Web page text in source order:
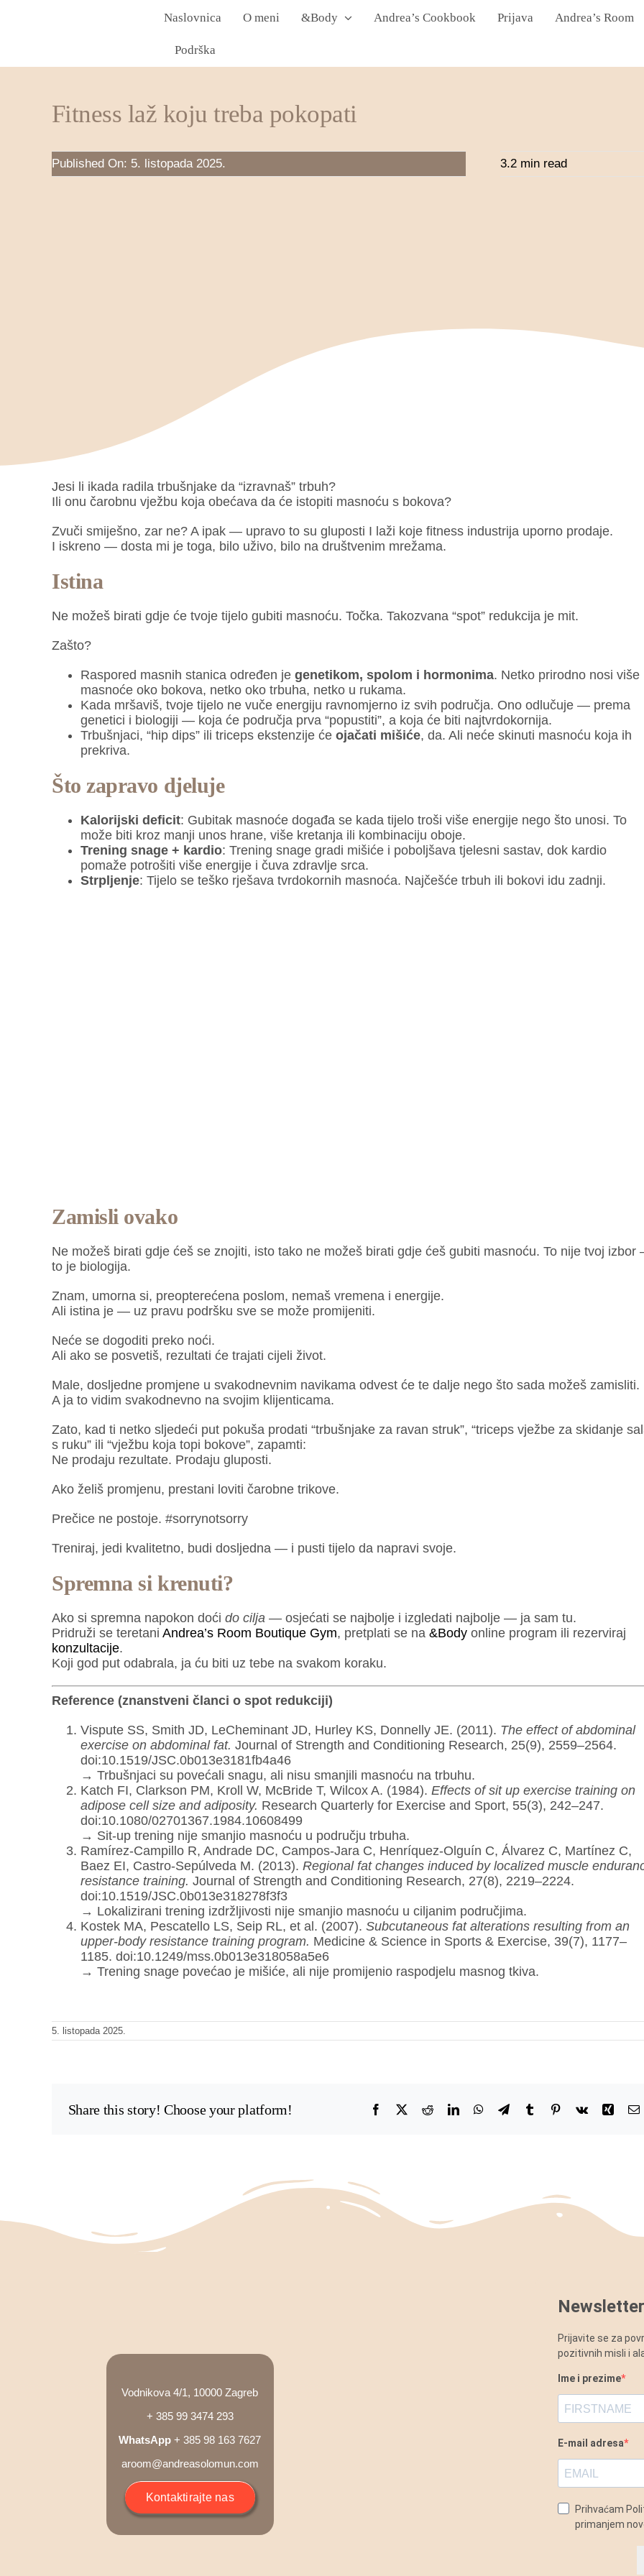
Naslovnica O meni &Body Andrea’s Cookbook Prijava Andrea’s Room
Podrška
Fitness laž koju treba pokopati
Published On: 5. listopada 2025. 3.2 min read
Jesi li ikada radila trbušnjake da “izravnaš” trbuh?
Ili onu čarobnu vježbu koja obećava da će istopiti masnoću s bokova?
Zvuči smiješno, zar ne? A ipak — upravo to su gluposti I laži koje fitness industrija uporno prodaje.
I iskreno — dosta mi je toga, bilo uživo, bilo na društvenim mrežama.
Istina
Ne možeš birati gdje će tvoje tijelo gubiti masnoću. Točka. Takozvana “spot” redukcija je mit.
Zašto?
Raspored masnih stanica određen je genetikom, spolom i hormonima. Netko prirodno nosi više
masnoće oko bokova, netko oko trbuha, netko u rukama.
Kada mršaviš, tvoje tijelo ne vuče energiju ravnomjerno iz svih područja. Ono odlučuje — prema
genetici i biologiji — koja će područja prva “popustiti”, a koja će biti najtvrdokornija.
Trbušnjaci, “hip dips” ili triceps ekstenzije će ojačati mišiće, da. Ali neće skinuti masnoću koja ih
prekriva.
Što zapravo djeluje
Kalorijski deficit: Gubitak masnoće događa se kada tijelo troši više energije nego što unosi. To
može biti kroz manji unos hrane, više kretanja ili kombinaciju oboje.
Trening snage + kardio: Trening snage gradi mišiće i poboljšava tjelesni sastav, dok kardio
pomaže potrošiti više energije i čuva zdravlje srca.
Strpljenje: Tijelo se teško rješava tvrdokornih masnoća. Najčešće trbuh ili bokovi idu zadnji.
Zamisli ovako
Ne možeš birati gdje ćeš se znojiti, isto tako ne možeš birati gdje ćeš gubiti masnoću. To nije tvoj
to je biologija.
Znam, umorna si, preopterećena poslom, nemaš vremena i energije.
Ali istina je — uz pravu podršku sve se može promijeniti.
Neće se dogoditi preko noći.
Ali ako se posvetiš, rezultati će trajati cijeli život.
Male, dosljedne promjene u svakodnevnim navikama odvest će te dalje nego što sada možeš zamisliti.
A ja to vidim svakodnevno na svojim klijenticama.
Zato, kad ti netko sljedeći put pokuša prodati “trbušnjake za ravan struk”, “triceps vježbe za skidanje
s ruku” ili “vježbu koja topi bokove”, zapamti:
Ne prodaju rezultate. Prodaju gluposti.
Ako želiš promjenu, prestani loviti čarobne trikove.
Prečice ne postoje. #sorrynotsorry
Treniraj, jedi kvalitetno, budi dosljedna — i pusti tijelo da napravi svoje.
Spremna si krenuti?
Ako si spremna napokon doći do cilja— osjećati se najbolje i izgledati najbolje — ja sam tu.
Pridruži se teretani Andrea’s Room Boutique Gym, pretplati se na &Bodyonline program ili rezerviraj
konzultacije.
Koji god put odabrala, ja ću biti uz tebe na svakom koraku.
Reference (znanstveni članci o spot redukciji)
Vispute SS, Smith JD, LeCheminant JD, Hurley KS, Donnelly JE. (2011). The effect of abdominal
exercise on abdominal fat. Journal of Strength and Conditioning Research, 25(9), 2559–2564.
doi:10.1519/JSC.0b013e3181fb4a46
→ Trbušnjaci su povećali snagu, ali nisu smanjili masnoću na trbuhu.
Katch FI, Clarkson PM, Kroll W, McBride T, Wilcox A. (1984). Effects of sit up exercise training on
adipose cell size and adiposity. Research Quarterly for Exercise and Sport, 55(3), 242–247.
doi:10.1080/02701367.1984.10608499
→ Sit-up trening nije smanjio masnoću u području trbuha.
Ramírez-Campillo R, Andrade DC, Campos-Jara C, Henríquez-Olguín C, Álvarez C, Martínez C,
Baez EI, Castro-Sepúlveda M. (2013). Regional fat changes induced by localized muscle
resistance training. Journal of Strength and Conditioning Research, 27(8), 2219–2224.
doi:10.1519/JSC.0b013e318278f3f3
→ Lokalizirani trening izdržljivosti nije smanjio masnoću u ciljanim područjima.
Kostek MA, Pescatello LS, Seip RL, et al. (2007). Subcutaneous fat alterations resulting from an
upper-body resistance training program. Medicine & Science in Sports & Exercise, 39(7), 1177–
1185. doi:10.1249/mss.0b013e318058a5e6
→ Trening snage povećao je mišiće, ali nije promijenio raspodjelu masnog tkiva.
5. listopada 2025.
Share this story! Choose your platform! Facebook
X RedditLinkedInWhatsApp
TelegramTumblrPinterest
Vk Xing
Vodnikova 4/1, 10000 Zagreb
+ 385 99 3474 293
WhatsApp + 385 98 163 7627
aroom@andreasolomun.com
Kontaktirajte nas
Prijavite se za
pozitivnih misli i
Ime i prezime
E-mail adresa
Prihvaćam
primanjem